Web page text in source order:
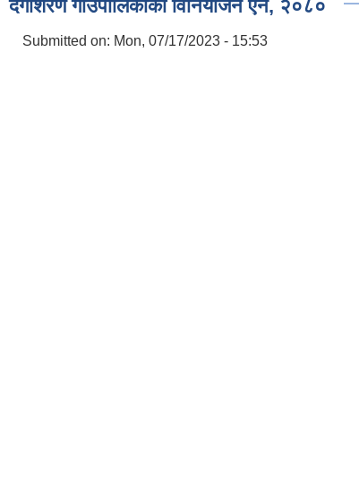
दंगीशरण गाउँपालिकाको विनियोजन ऐन, २०८०
Submitted on: Mon, 07/17/2023 - 15:53